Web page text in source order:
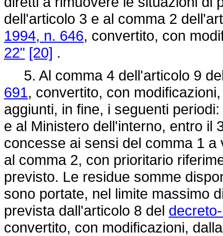
dell'articolo 3 e al comma 2
1994, n. 646, convertito, con
22" [20] .
5. Al comma 4 dell'articolo 9
691, convertito, con
aggiunti, in fine, i seguenti
e al Ministero dell'interno, entro il
concesse ai sensi del comma 1
al comma 2, con prioritario
previsto. Le residue somme
sono portate, nel limite massimo
prevista dall'articolo 8 del
convertito, con modificazioni,